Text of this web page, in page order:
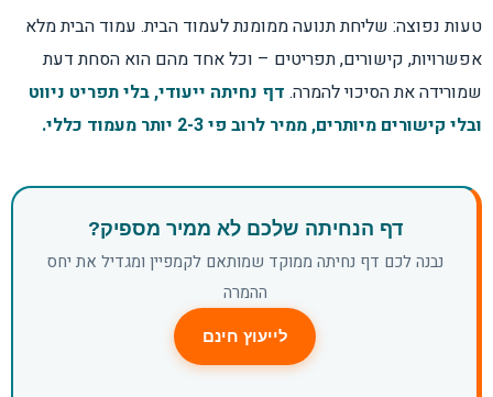
טעות נפוצה: שליחת תנועה ממומנת לעמוד הבית. עמוד הבית מלא
אפשרויות, קישורים, תפריטים – וכל אחד מהם הוא הסחת דעת
שמורידה את הסיכוי להמרה. דף נחיתה ייעודי, בלי תפריט ניווט
ובלי קישורים מיותרים, ממיר לרוב פי 2-3 יותר מעמוד כללי.
דף הנחיתה שלכם לא ממיר מספיק?
נבנה לכם דף נחיתה ממוקד שמותאם לקמפיין ומגדיל את יחס
ההמרה
לייעוץ חינם